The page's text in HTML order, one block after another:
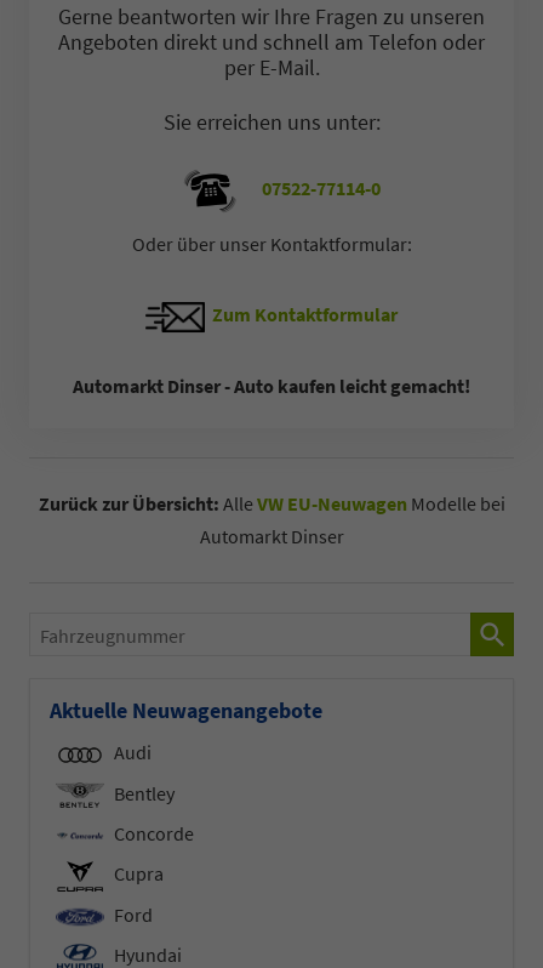
Gerne beantworten wir Ihre Fragen zu unseren
Angeboten direkt und schnell am Telefon oder
per E-Mail.
Sie erreichen uns unter:
07522-77114-0
Oder über unser Kontaktformular:
Zum Kontaktformular
Automarkt Dinser - Auto kaufen leicht gemacht!
Zurück zur Übersicht: AlleVW EU-Neuwagen Modelle bei
Automarkt Dinser
Fahrzeugnummer
Aktuelle Neuwagenangebote
Audi
Bentley
Concorde
Cupra
Ford
Hyundai